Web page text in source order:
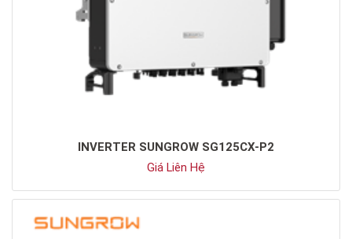
INVERTER SUNGROW SG125CX-P2
Giá Liên Hệ